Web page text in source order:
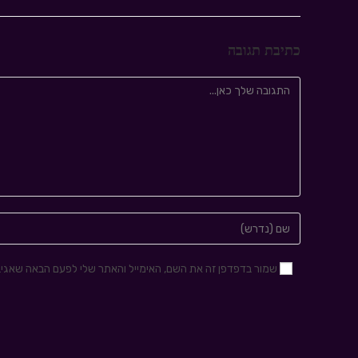
כתיבת תגובה
שמור בדפדפן זה את השם, האימייל והאתר שלי לפעם הבאה